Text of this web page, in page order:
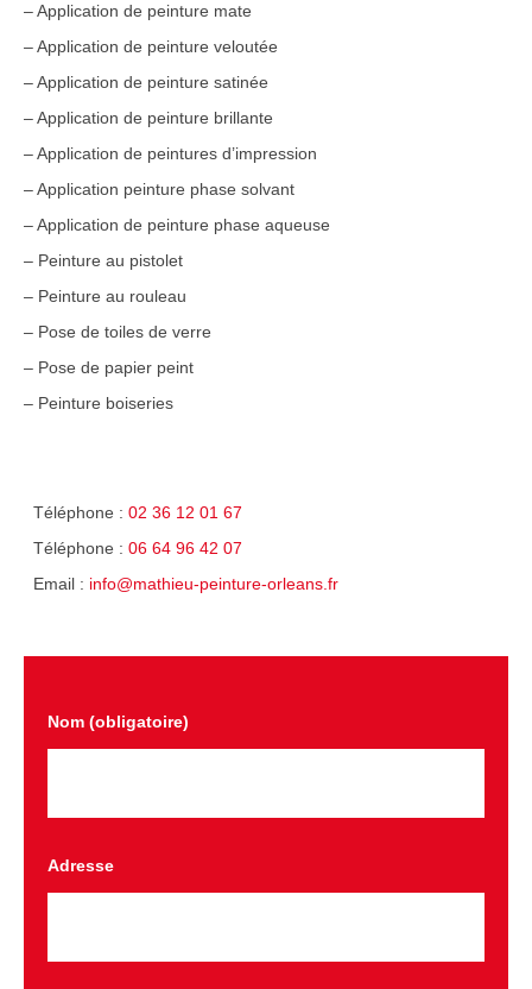
– Application de peinture mate
– Application de peinture veloutée
– Application de peinture satinée
– Application de peinture brillante
– Application de peintures d’impression
– Application peinture phase solvant
– Application de peinture phase aqueuse
– Peinture au pistolet
– Peinture au rouleau
– Pose de toiles de verre
– Pose de papier peint
– Peinture boiseries
Téléphone : 02 36 12 01 67
Téléphone : 06 64 96 42 07
Email : info@mathieu-peinture-orleans.fr
Nom (obligatoire)
Adresse